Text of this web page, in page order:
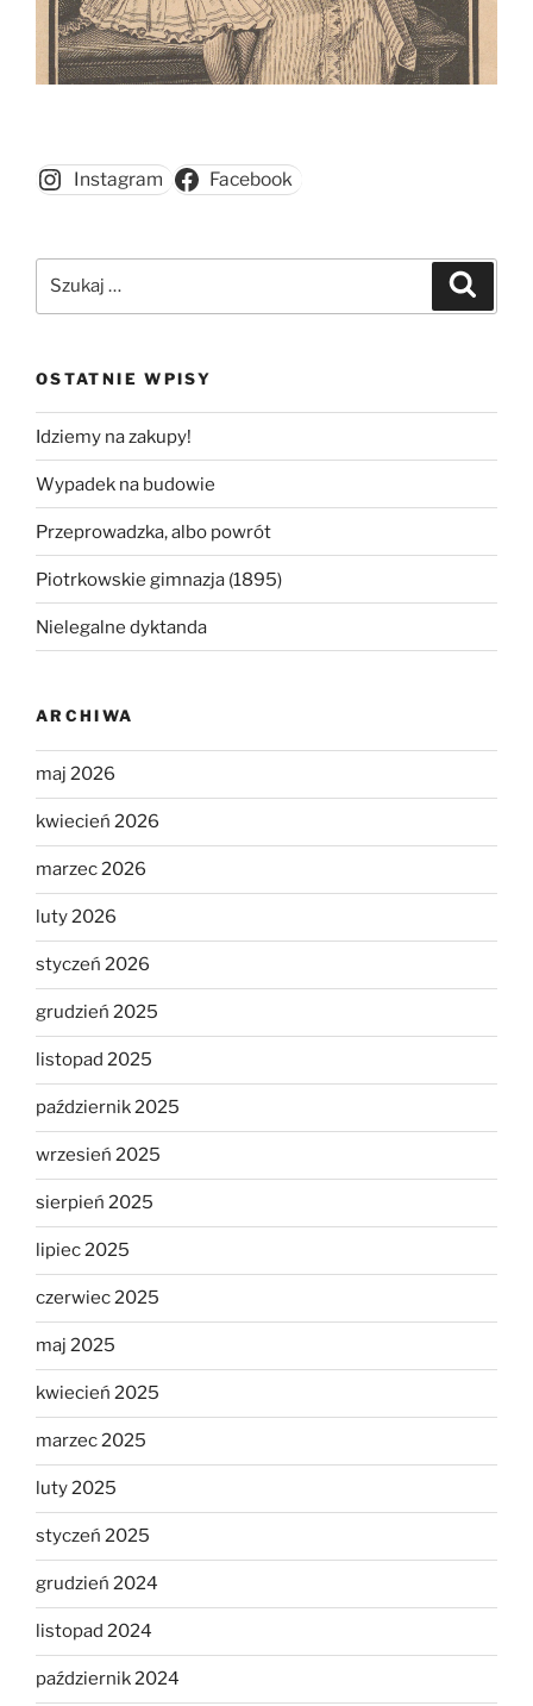
Instagram Facebook
OSTATNIE WPISY
Idziemy na zakupy!
Wypadek na budowie
Przeprowadzka, albo powrót
Piotrkowskie gimnazja (1895)
Nielegalne dyktanda
ARCHIWA
maj 2026
kwiecień 2026
marzec 2026
luty 2026
styczeń 2026
grudzień 2025
listopad 2025
październik 2025
wrzesień 2025
sierpień 2025
lipiec 2025
czerwiec 2025
maj 2025
kwiecień 2025
marzec 2025
luty 2025
styczeń 2025
grudzień 2024
listopad 2024
październik 2024